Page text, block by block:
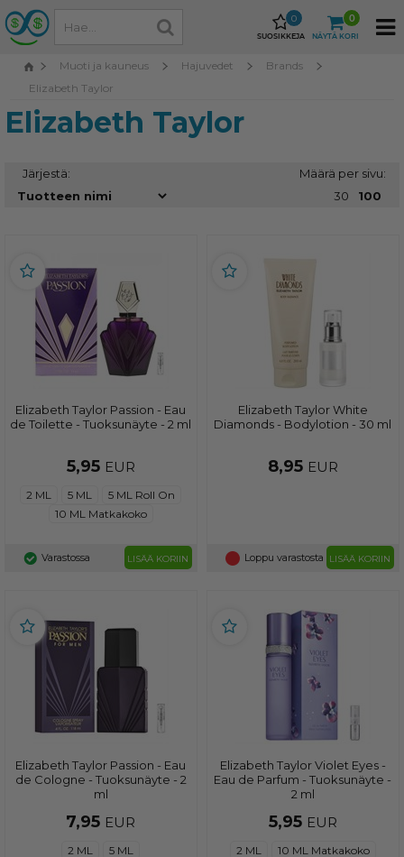
SUOSIKKEJA
0
NÄYTÄ KORI
0
Muoti ja kauneus Hajuvedet
Brands
Elizabeth Taylor
Elizabeth Taylor
Järjestä:
Määrä per sivu:
30
100
Elizabeth Taylor Passion - Eau
de Toilette - Tuoksunäyte - 2 ml
5,95 EUR
2 ML 5 ML
5 ML Roll On
10 ML Matkakoko
Varastossa LISÄÄ KORIIN
Elizabeth Taylor White
Diamonds - Bodylotion - 30 ml
8,95 EUR
Loppu varastosta LISÄÄ KORIIN
Elizabeth Taylor Passion - Eau
de Cologne - Tuoksunäyte - 2
ml
7,95 EUR
2 ML
5 ML
Elizabeth Taylor Violet Eyes -
Eau de Parfum - Tuoksunäyte -
2 ml
5,95 EUR
2 ML
10 ML Matkakoko